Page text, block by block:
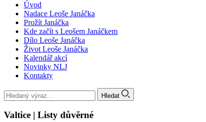
Úvod
Nadace Leoše Janáčka
Prožít Janáčka
Kde začít s Leošem Janáčkem
Dílo Leoše Janáčka
Život Leoše Janáčka
Kalendář akcí
Novinky NLJ
Kontakty
Hledat
Valtice | Listy důvěrné